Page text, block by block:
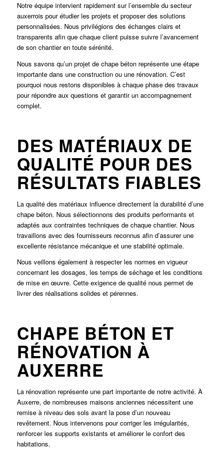
Notre équipe intervient rapidement sur l’ensemble du secteur
auxerrois pour étudier les projets et proposer des solutions
personnalisées. Nous privilégions des échanges clairs et
transparents afin que chaque client puisse suivre l’avancement
de son chantier en toute sérénité.
Nous savons qu’un projet de chape béton représente une étape
importante dans une construction ou une rénovation. C’est
pourquoi nous restons disponibles à chaque phase des travaux
pour répondre aux questions et garantir un accompagnement
complet.
DES MATÉRIAUX DE
QUALITÉ POUR DES
RÉSULTATS FIABLES
La qualité des matériaux influence directement la durabilité d’une
chape béton. Nous sélectionnons des produits performants et
adaptés aux contraintes techniques de chaque chantier. Nous
travaillons avec des fournisseurs reconnus afin d’assurer une
excellente résistance mécanique et une stabilité optimale.
Nous veillons également à respecter les normes en vigueur
concernant les dosages, les temps de séchage et les conditions
de mise en œuvre. Cette exigence de qualité nous permet de
livrer des réalisations solides et pérennes.
CHAPE BÉTON ET
RÉNOVATION À
AUXERRE
La rénovation représente une part importante de notre activité. À
Auxerre, de nombreuses maisons anciennes nécessitent une
remise à niveau des sols avant la pose d’un nouveau
revêtement. Nous intervenons pour corriger les irrégularités,
renforcer les supports existants et améliorer le confort des
habitations.